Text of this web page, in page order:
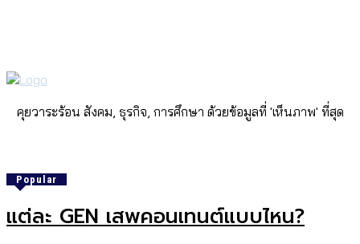
คุยวาระร้อน สังคม, ธุรกิจ, การศึกษา ด้วยข้อมูลที่ 'เห็นภาพ' ที่สุด
Popular
แต่ละ GEN เสพคอนเทนต์แบบไหน?